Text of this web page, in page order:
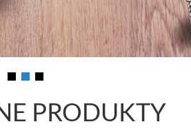
PRODUKTY